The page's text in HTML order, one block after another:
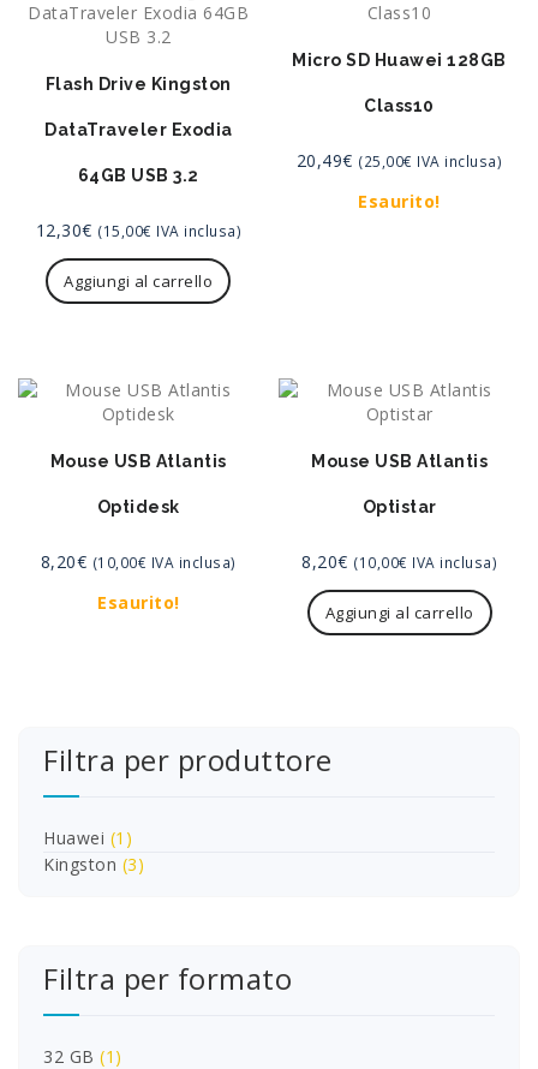
Flash Drive Kingston
DataTraveler Exodia
64GB USB 3.2
12,30€ (15,00€ IVA inclusa)
Aggiungi al carrello
Micro SD Huawei 128GB
Class10
20,49€ (25,00€ IVA inclusa)
Esaurito!
Mouse USB Atlantis
Optidesk
8,20€ (10,00€ IVA inclusa)
Esaurito!
Mouse USB Atlantis
Optistar
8,20€ (10,00€ IVA inclusa)
Aggiungi al carrello
Filtra per produttore
Huawei (1)
Kingston (3)
Filtra per formato
32 GB (1)